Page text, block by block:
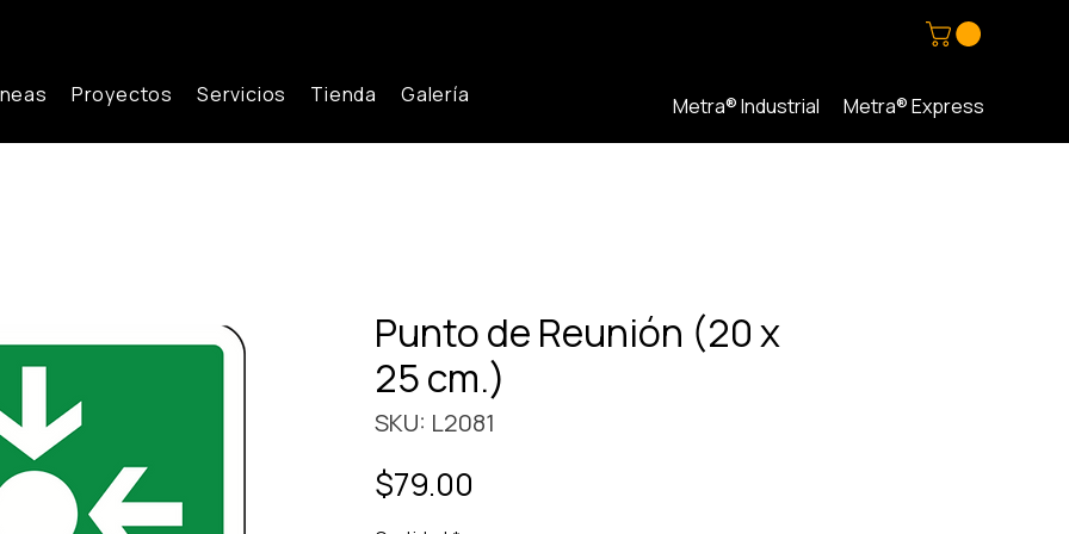
Proyectos Servicios Tienda Galería Metra® Industrial Metra® Express
Punto de Reunión (20 x
25 cm.)
SKU: L2081
$79.00